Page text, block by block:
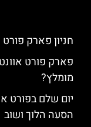
חניון פארק
פארק פורט
מומלץ?
יום שלם בפורט
הסעה הלוך ושוב